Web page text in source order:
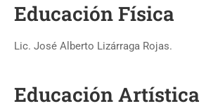
Educación Física
Lic. José Alberto Lizárraga Rojas.
Educación Artística